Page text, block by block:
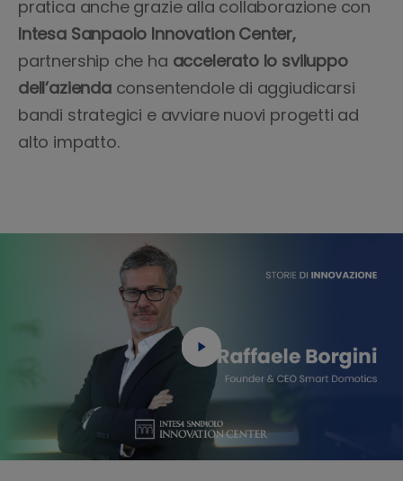
pratica anche grazie alla collaborazione con
Intesa Sanpaolo Innovation Center,
partnership che ha accelerato lo sviluppo
dell’aziendaconsentendole di aggiudicarsi
bandi strategici e avviare nuovi progetti ad
alto impatto.